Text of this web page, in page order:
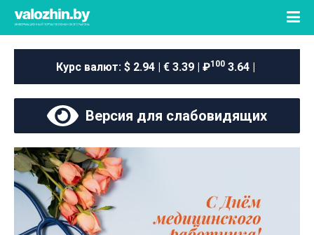
Курс валют: $ 2.94 | € 3.39 | ₽100 3.64 |
Версия для слабовидящих